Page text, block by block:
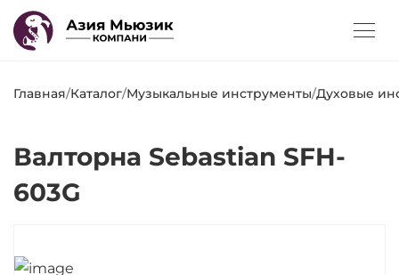
Главная/Каталог/Музыкальные инструменты/Духовые
Валторна Sebastian SFH-
603G